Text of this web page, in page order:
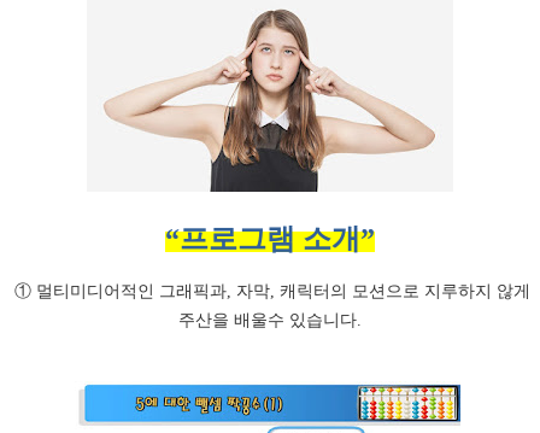
“프로그램 소개”
① 멀티미디어적인 그래픽과, 자막, 캐릭터의 모션으로 지루하지 않게
주산을 배울수 있습니다.